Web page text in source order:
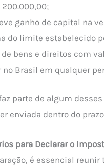
200.000,00;
ganho de capital na
do limite estabelecido
bens e direitos com
no Brasil em qualquer
parte de algum
enviada dentro do
para Declarar o
é essencial